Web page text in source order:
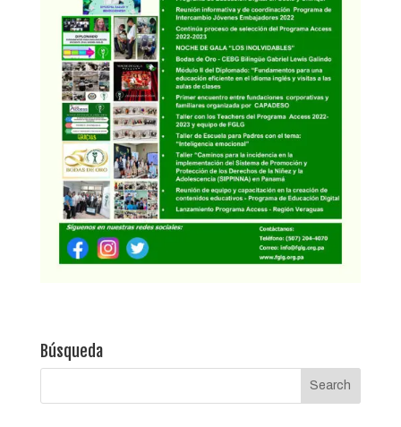
Búsqueda